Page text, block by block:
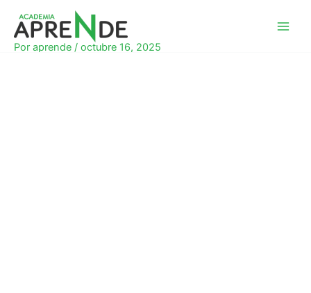
contenido
Por aprende / octubre 16, 2025